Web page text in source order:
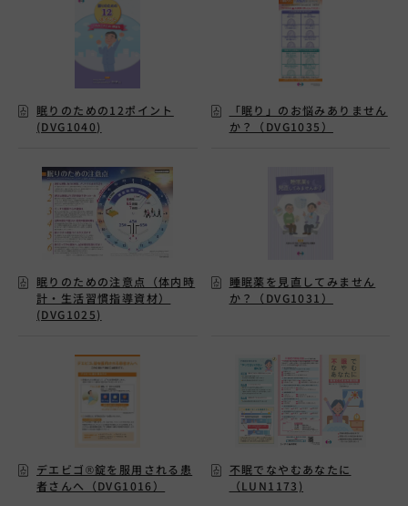
眠りのための12ポイント
(DVG1040)
「眠り」のお悩みありません
か？（DVG1035）
眠りのための注意点（体内時
計・生活習慣指導資材）
(DVG1025)
睡眠薬を見直してみません
か？（DVG1031）
デエビゴ®錠を服用される患
者さんへ（DVG1016）
不眠でなやむあなたに
（LUN1173)